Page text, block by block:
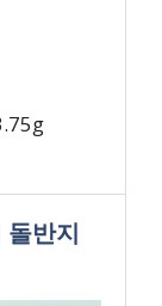
돌반지